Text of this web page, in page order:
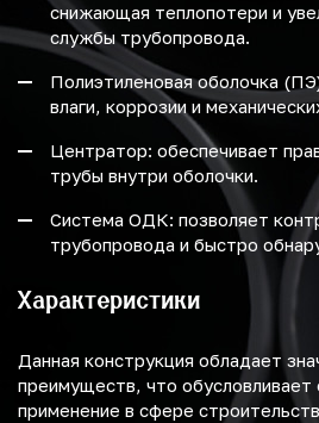
снижающая теплопотери и
службы трубопровода.
Полиэтиленовая оболочка
влаги, коррозии и
Центратор: обеспечивает
трубы внутри оболочки.
Система ОДК: позволяет
трубопровода и быстро
Характеристики
Данная конструкция обладает
преимуществ, что обусловливает
применение в сфере